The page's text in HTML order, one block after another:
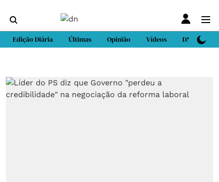
Edição Diária Últimas Opinião Vídeos DN Sport